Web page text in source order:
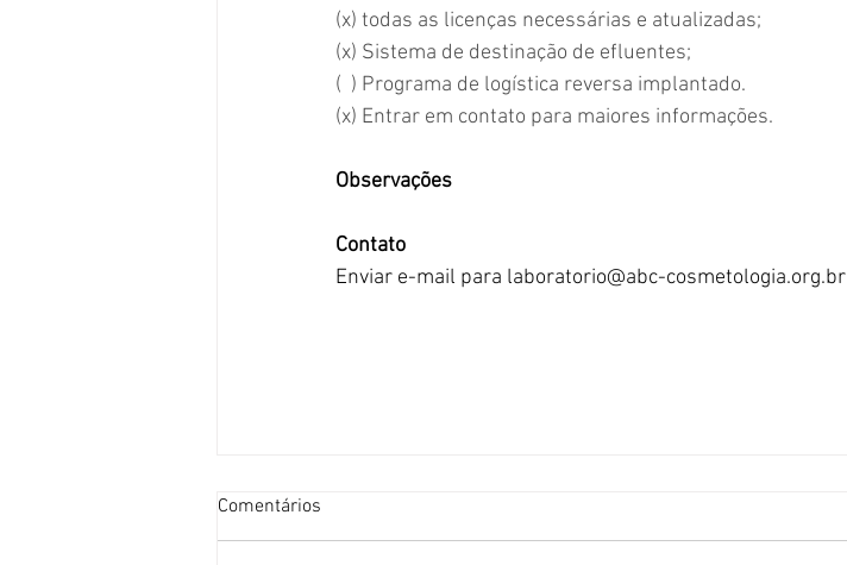
(x) todas as licenças necessárias e atualizadas;
(x) Sistema de destinação de efluentes;
(  ) Programa de logística reversa implantado.
(x) Entrar em contato para maiores informações.
Observações
Contato
Enviar e-mail para laboratorio@abc-cosmetologia.org.br
Comentários